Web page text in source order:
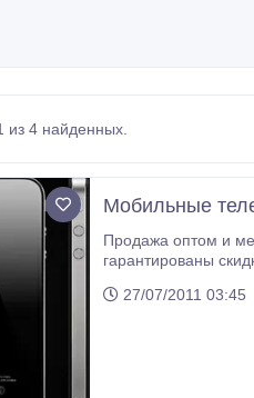
из 4 найденных.
Мобильные
Продажа оптом и
гарантированы
27/07/2011 03:45